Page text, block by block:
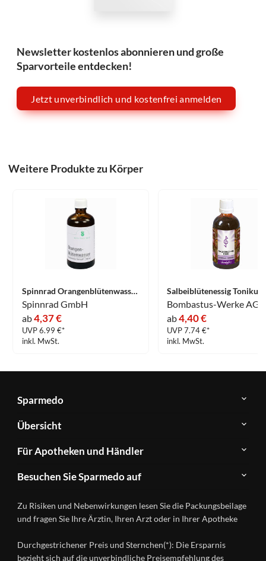
Newsletter kostenlos abonnieren und große
Sparvorteile entdecken!
Jetzt unverbindlich und kostenfrei anmelden
Weitere Produkte zu Körper
Spinnrad Orangenblütenwasser Fluid 100 ml
Spinnrad GmbH
ab4,37 €
UVP 6.99 €*
inkl. MwSt.
Bombastus-Werke AG
ab4,40 €
UVP 7.74 €*
inkl. MwSt.
Sparmedo
Über
Sparmedo
FAQ
Kontakt
Datenschutz
Nutzungsbedingungen
Übersicht
Herstellerverzeichnis
Produkte
A-
Ratgeber
Wirkstoffe
Gesundheitsmagazin
Für Apotheken und Händler
&
Händlerlogin
Besuchen Sie Sparmedo auf
Instagram
Zu Risiken und Nebenwirkungen lesen Sie die Packungsbeilage
und fragen Sie Ihre Ärztin, Ihren Arzt oder in Ihrer Apotheke
Durchgestrichener Preis und Sternchen(*): Die Ersparnis
bezieht sich auf die unverbindliche Preisempfehlung des